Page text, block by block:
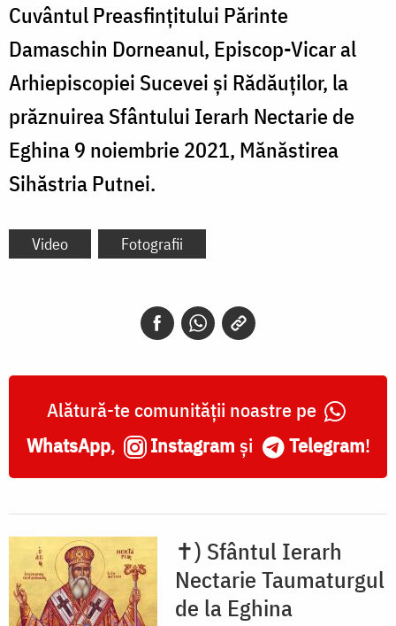
Cuvântul Preasfințitului Părinte
Damaschin Dorneanul, Episcop-Vicar al
Arhiepiscopiei Sucevei și Rădăuților, la
prăznuirea Sfântului Ierarh Nectarie de
Eghina 9 noiembrie 2021, Mănăstirea
Sihăstria Putnei.
Video Fotografii
Alătură-te comunității noastre pe
WhatsApp, Instagram și Telegram!
✝) Sfântul Ierarh
Nectarie Taumaturgul
de la Eghina